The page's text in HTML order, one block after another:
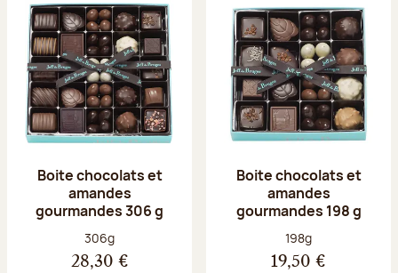
Boite chocolats et
amandes
gourmandes 306 g
Poids net :
306g
28,30 €
Boite chocolats et
amandes
gourmandes 198 g
Poids net :
198g
19,50 €